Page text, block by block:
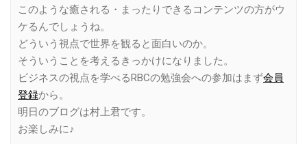
このような癒される・まったりできるコンテンツの方がウ
ケるんでしょうね。
どういう視点で世界を観ると面白いのか。
そういうことを考えるきっかけになりました。
ビジネスの視点を学べるRBCの勉強会への参加はまず会員
登録から。
明日のブログは村上君です。
お楽しみに♪